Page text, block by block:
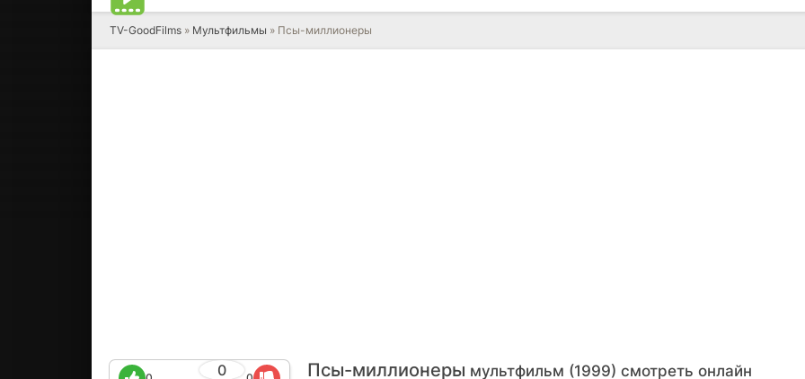
TV-GoodFilms » Мультфильмы » Псы-миллионеры
Псы-миллионеры мультфильм (1999) смотреть онлайн
0